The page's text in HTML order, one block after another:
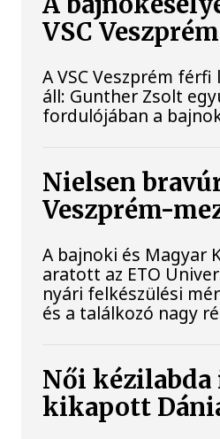
VSC Veszprém
A VSC Veszprém
áll: Gunther Zsolt
fordulójában a
Nielsen
Veszprém-
A bajnoki és Magyar
aratott az ETO
nyári felkészülési
és a találkozó nagy
Női
kikapott